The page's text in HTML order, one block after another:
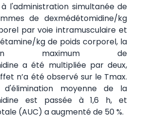
l'administration simultanée de
de dexmédétomidine/kg
par voie intramusculaire et
kg de poids corporel, la
maximum de
a été multipliée par deux,
n’a été observé sur le Tmax.
d'élimination moyenne de la
est passée à 1,6 h, et
(AUC) a augmenté de 50 %.